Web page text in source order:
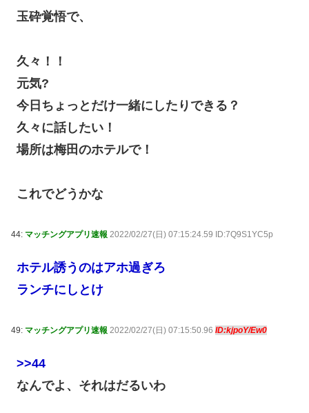
玉砕覚悟で、
久々！！
元気?
今日ちょっとだけ一緒にしたりできる？
久々に話したい！
場所は梅田のホテルで！
これでどうかな
44: マッチングアプリ速報 2022/02/27(日) 07:15:24.59 ID:7Q9S1YC5p
ホテル誘うのはアホ過ぎろ
ランチにしとけ
49: マッチングアプリ速報 2022/02/27(日) 07:15:50.96 ID:kjpoY/Ew0
>>44
なんでよ、それはだるいわ